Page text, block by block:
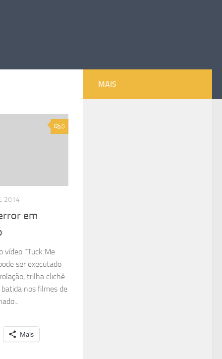
0
2014
em
vídeo “Tuck Me
ser executado
trilha clichê
nos filmes de
Mais
MAIS